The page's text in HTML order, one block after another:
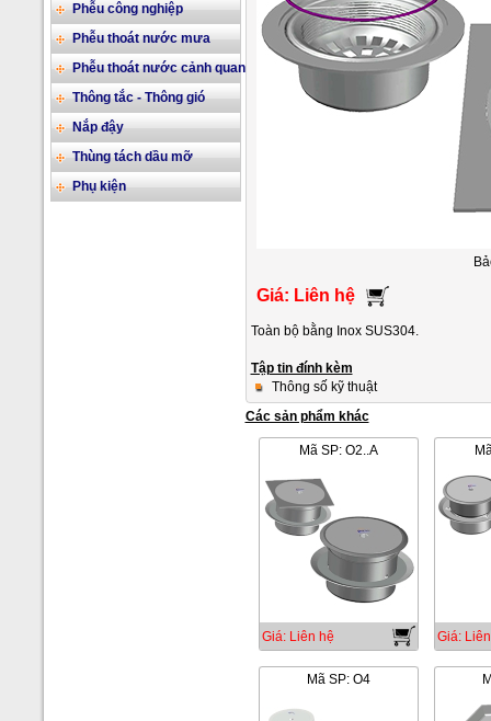
Phễu công nghiệp
Phễu thoát nước mưa
Phễu thoát nước cảnh quan
Thông tắc - Thông gió
Nắp đậy
Thùng tách dầu mỡ
Phụ kiện
Giá: Liên hệ
Toàn bộ bằng Inox SUS304.
Tập tin đính kèm
Thông số kỹ thuật
Các sản phẩm khác
Mã SP: O2..A
Giá: Liên hệ Giá:
Mã SP: O4